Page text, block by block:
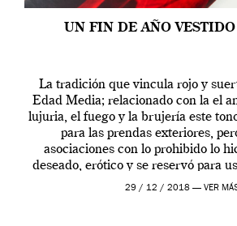
UN FIN DE AÑO
La tradición que vincula rojo y
Edad Media; relacionado con la el
lujuria, el fuego y la brujería este
para las prendas exteriores,
asociaciones con lo prohibido lo
deseado, erótico y se reservó para
ropa […]
29 / 12 / 2018 — VER